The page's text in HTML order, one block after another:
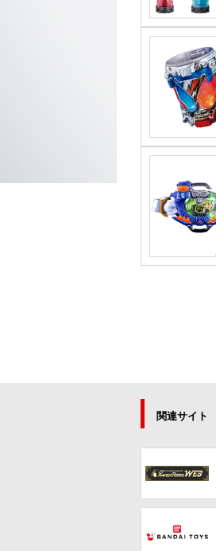
関連サイト